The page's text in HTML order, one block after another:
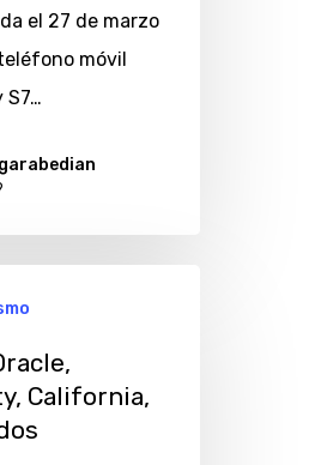
el 27 de marzo
móvil
S7…
California,